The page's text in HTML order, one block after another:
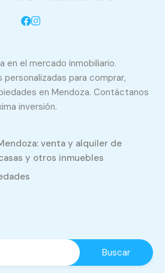
en el mercado inmobiliario.
para comprar,
en Mendoza. Contáctanos
inversión.
venta y alquiler de
y otros inmuebles